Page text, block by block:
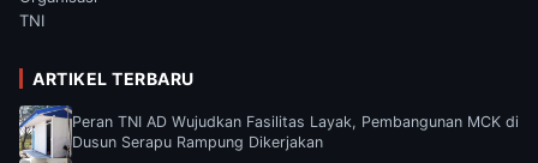
TNI
ARTIKEL TERBARU
Peran TNI AD Wujudkan Fasilitas Layak, Pembangunan MCK di
Dusun Serapu Rampung Dikerjakan